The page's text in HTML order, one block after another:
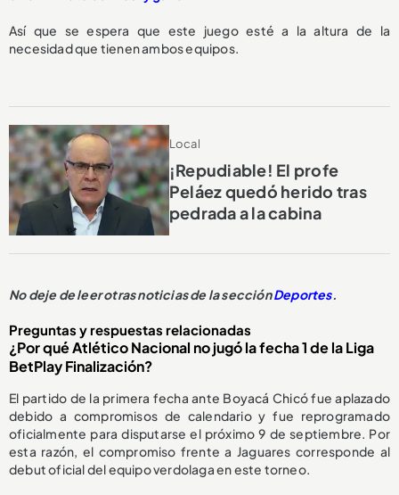
Así que se espera que este juego esté a la altura de la
necesidad que tienen ambos equipos.
Local
¡Repudiable! El profe
Peláez quedó herido tras
pedrada a la cabina
No deje de leer otras noticias de la secciónDeportes.
Preguntas y respuestas relacionadas
¿Por qué Atlético Nacional no jugó la fecha 1 de la Liga
BetPlay Finalización?
El partido de la primera fecha ante Boyacá Chicó fue aplazado
debido a compromisos de calendario y fue reprogramado
oficialmente para disputarse el próximo 9 de septiembre. Por
esta razón, el compromiso frente a Jaguares corresponde al
debut oficial del equipo verdolaga en este torneo.